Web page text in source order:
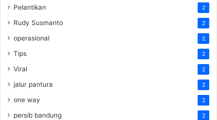
Pelantikan 2
Rudy Susmanto 2
operasional 2
Tips 2
Viral 2
jalur pantura 2
one way 2
persib bandung 2